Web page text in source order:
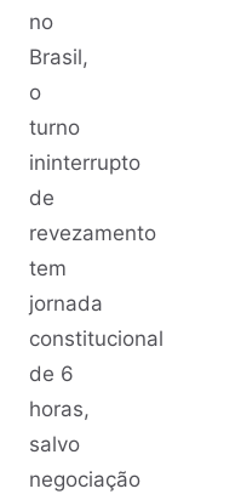
no
Brasil,
o
turno
ininterrupto
de
revezamento
tem
jornada
constitucional
de 6
horas,
salvo
negociação